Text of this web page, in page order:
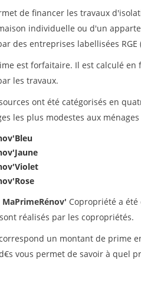
de financer les travaux
individuelle ou d'un
des entreprises labellisées
est forfaitaire. Il est calculé
les travaux.
ont été catégorisés en
les plus modestes aux
MaPrimeRénov' Copropriété a
réalisés par les copropriétés.
un montant de prime
vous permet de savoir à quel